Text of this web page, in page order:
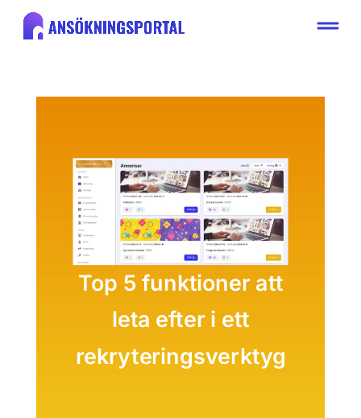
Top 5 funktioner att
leta efter i ett
rekryteringsverktyg